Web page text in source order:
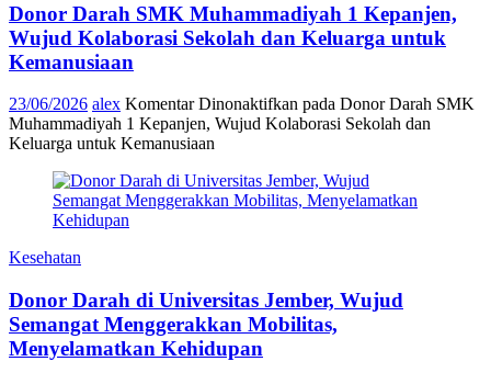
Donor Darah SMK Muhammadiyah 1 Kepanjen,
Wujud Kolaborasi Sekolah dan Keluarga untuk
Kemanusiaan
23/06/2026 alex Komentar Dinonaktifkan pada Donor Darah SMK
Muhammadiyah 1 Kepanjen, Wujud Kolaborasi Sekolah dan
Keluarga untuk Kemanusiaan
Kesehatan
Donor Darah di Universitas Jember, Wujud
Semangat Menggerakkan Mobilitas,
Menyelamatkan Kehidupan